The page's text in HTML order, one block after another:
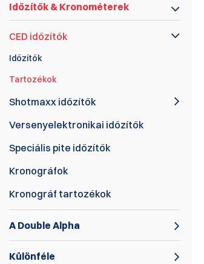
Időzítők & Kronométerek
CED időzítők
Időzítők
Tartozékok
Shotmaxx időzítők
Versenyelektronikai időzítők
Speciális pite időzítők
Kronográfok
Kronográf tartozékok
A Double Alpha
Különféle